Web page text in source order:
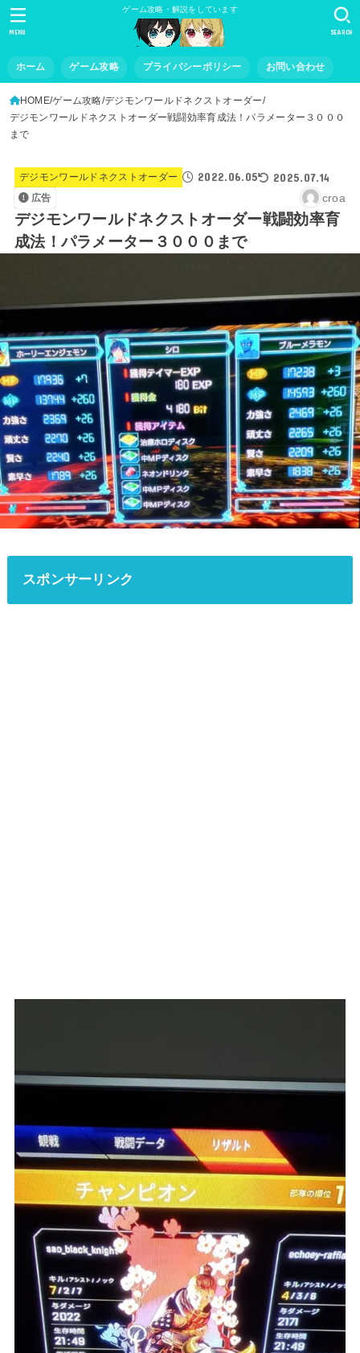
ゲーム攻略・解説をしています
ホーム ゲーム攻略 プライバシーポリシー お問い合わせ
SEARCH
MENU
HOME ゲーム攻略 デジモンワールドネクストオーダー
デジモンワールドネクストオーダー戦闘効率育成法！パラメーター３０００
まで
デジモンワールドネクストオーダー 2022.06.05 2025.07.14
広告 croa
デジモンワールドネクストオーダー戦闘効率育
成法！パラメーター３０００まで
スポンサーリンク